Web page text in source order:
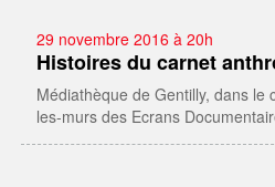
29 novembre 2016 à 20h
Histoires du carnet
Médiathèque de Gentilly, dans le
les-murs des Ecrans